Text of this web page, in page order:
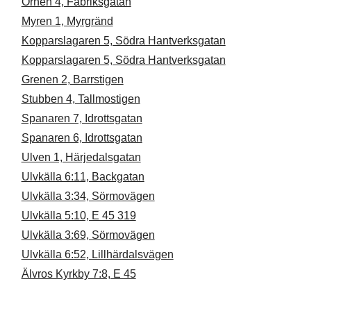
Myren 1, Myrgränd
Kopparslagaren 5, Södra Hantverksgatan
Kopparslagaren 5, Södra Hantverksgatan
Grenen 2, Barrstigen
Stubben 4, Tallmostigen
Spanaren 7, Idrottsgatan
Spanaren 6, Idrottsgatan
Ulven 1, Härjedalsgatan
Ulvkälla 6:11, Backgatan
Ulvkälla 3:34, Sörmovägen
Ulvkälla 5:10, E 45 319
Ulvkälla 3:69, Sörmovägen
Ulvkälla 6:52, Lillhärdalsvägen
Älvros Kyrkby 7:8, E 45